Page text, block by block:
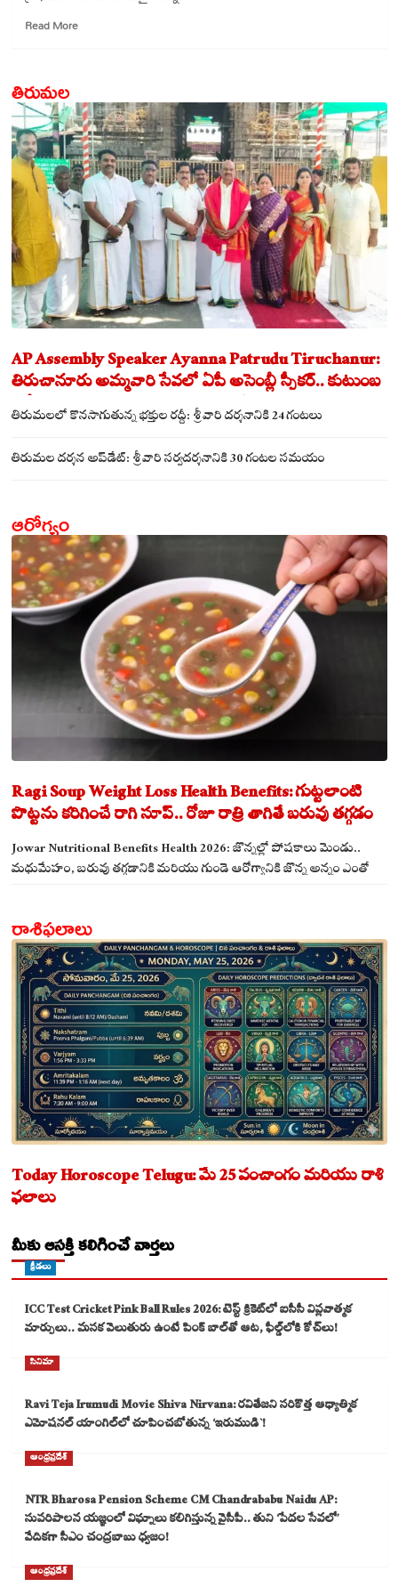
Read MoreRead
పాక్
ఆర్మీ
తిరుమల
AP Assembly Speaker Ayanna Patrudu Tiruchanur:
తిరుచానూరు అమ్మవారి సేవలో ఏపీ అసెంబ్లీ స్పీకర్.. కుటుంబ
సమేతంగా దర్శించుకున్న అయ్యన్నపాత్రుడు!
తిరుమలలో కొనసాగుతున్న భక్తుల రద్దీ: శ్రీవారి దర్శనానికి 24 గంటలు
తిరుమల దర్శన అప్‌డేట్: శ్రీవారి సర్వదర్శనానికి 30 గంటల సమయం
ఆరోగ్యం
Ragi Soup Weight Loss Health Benefits: గుట్టలాంటి
పొట్టను కరిగించే రాగి సూప్.. రోజూ రాత్రి తాగితే బరువు తగ్గడం
ఖాయం!
Jowar Nutritional Benefits Health 2026: జొన్నల్లో పోషకాలు మెండు..
మధుమేహం, బరువు తగ్గడానికి మరియు గుండె ఆరోగ్యానికి జొన్న అన్నం ఎంతో
రాశిఫలాలు
Today Horoscope Telugu: మే 25 పంచాంగం మరియు రాశి
ఫలాలు
మీకు ఆసక్తి కలిగించే వార్తలు
క్రీడలు
ICC Test Cricket Pink Ball Rules 2026: టెస్ట్ క్రికెట్‌లో ఐసీసీ విప్లవాత్మక
మార్పులు.. మసక వెలుతురు ఉంటే పింక్ బాల్‌తో ఆట, ఫీల్డ్‌లోకి కోచ్‌లు!
సినిమా
Ravi Teja Irumudi Movie Shiva Nirvana: రవితేజని సరికొత్త ఆధ్యాత్మిక
ఎమోషనల్ యాంగిల్‌లో చూపించబోతున్న ‘ఇరుముడి`!
ఆంధ్రప్రదేశ్
NTR Bharosa Pension Scheme CM Chandrababu Naidu AP:
సుపరిపాలన యజ్ఞంలో విఘ్నాలు కలిగిస్తున్న వైసీపీ.. తుని ‘పేదల సేవలో’
వేదికగా సీఎం చంద్రబాబు ధ్వజం!
ఆంధ్రప్రదేశ్